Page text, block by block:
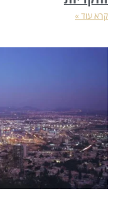
קרא עוד »